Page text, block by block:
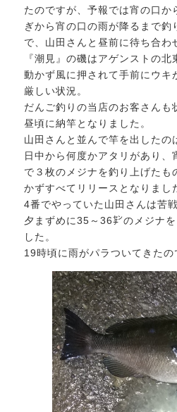
たのですが、予報では宵の口か
ぎから宵の口の雨が降るまで釣
で、山田さんと昼前に待ち合わ
『潮見』の磯はアゲンストの
動かず風に押されて手前にウキ
厳しい状況。
だんご釣りの当店のお客さんも
昼頃に納竿となりました。
山田さんと並んで竿を出したの
日中から何度かアタリがあり、
で３枚のメジナを釣り上げたも
かずすべてリリースとなりまし
4番でやっていた山田さんは苦
夕まずめに35～36㌢のメジナ
した。
19時頃に雨がパラついてきたの